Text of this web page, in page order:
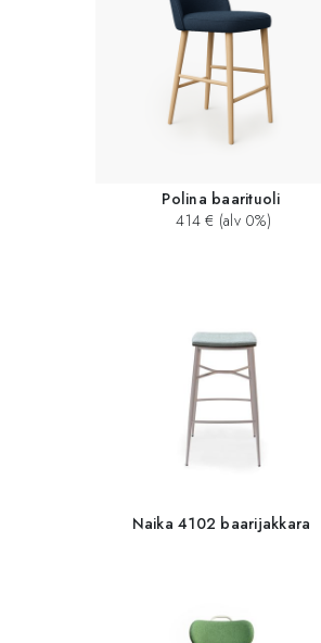
Polina baarituoli
414 € (alv 0%)
Naika 4102 baarijakkara